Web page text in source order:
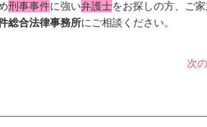
刑事事件に強い弁護士をお探しの方、ご
総合法律事務所にご相談ください。
次